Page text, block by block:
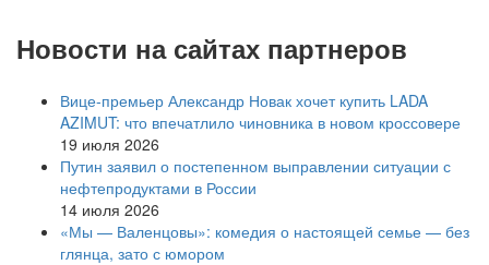
Новости на сайтах партнеров
Вице‑премьер Александр Новак хочет купить LADA
AZIMUT: что впечатлило чиновника в новом кроссовере
19 июля 2026
Путин заявил о постепенном выправлении ситуации с
нефтепродуктами в России
14 июля 2026
«Мы — Валенцовы»: комедия о настоящей семье — без
глянца, зато с юмором